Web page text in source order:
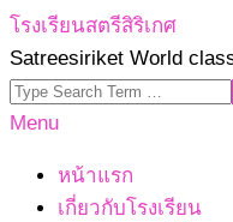
Skip
to
content
โรงเรียนสตรีสิริเกศ
Satreesiriket World
Search
Primary
Menu
Menu
หน้าแรก
เกี่ยวกับโรงเรียน